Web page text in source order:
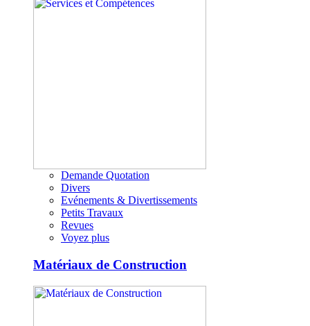
Demande Quotation
Divers
Evénements & Divertissements
Petits Travaux
Revues
Voyez plus
Matériaux de Construction